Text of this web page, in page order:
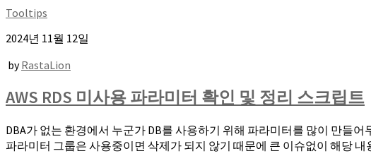
Tooltips
2024년 11월 12일
byRastaLion
AWS RDS 미사용 파라미터 확인 및 정리 스크립트
DBA가 없는 환경에서 누군가 DB를 사용하기 위해 파라미터를 많이 만들
파라미터 그룹은 사용중이면 삭제가 되지 않기 때문에 큰 이슈없이 해당 내